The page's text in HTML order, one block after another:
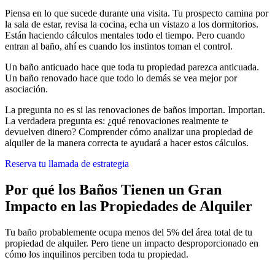
Piensa en lo que sucede durante una visita. Tu prospecto camina por
la sala de estar, revisa la cocina, echa un vistazo a los dormitorios.
Están haciendo cálculos mentales todo el tiempo. Pero cuando
entran al baño, ahí es cuando los instintos toman el control.
Un baño anticuado hace que toda tu propiedad parezca anticuada.
Un baño renovado hace que todo lo demás se vea mejor por
asociación.
La pregunta no es si las renovaciones de baños importan. Importan.
La verdadera pregunta es: ¿qué renovaciones realmente te
devuelven dinero? Comprender cómo analizar una propiedad de
alquiler de la manera correcta te ayudará a hacer estos cálculos.
Reserva tu llamada de estrategia
Por qué los Baños Tienen un Gran
Impacto en las Propiedades de Alquiler
Tu baño probablemente ocupa menos del 5% del área total de tu
propiedad de alquiler. Pero tiene un impacto desproporcionado en
cómo los inquilinos perciben toda tu propiedad.